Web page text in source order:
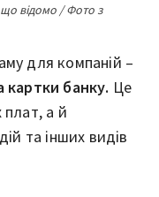
що відомо / Фото з
для компаній –
картки банку. Це
плат, а й
та інших видів